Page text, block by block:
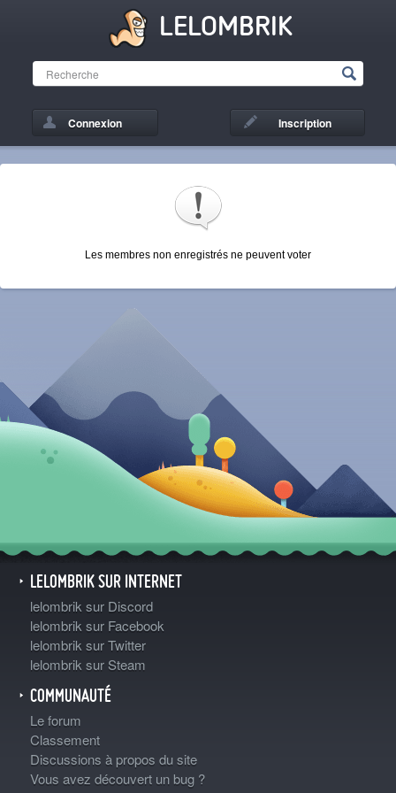
LELOMBRIK
Connexion Inscription
Les membres non enregistrés ne peuvent voter
LELOMBRIK SUR INTERNET
lelombrik sur Discord
lelombrik sur Facebook
lelombrik sur Twitter
lelombrik sur Steam
COMMUNAUTÉ
Le forum
Classement
Discussions à propos du site
Vous avez découvert un bug ?